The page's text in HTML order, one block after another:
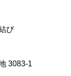
び
3083-1